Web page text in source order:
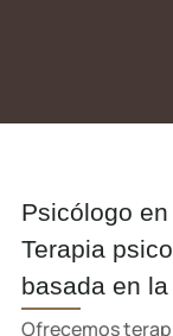
Psicólogo
Terapia
basada en
Ofrecemos